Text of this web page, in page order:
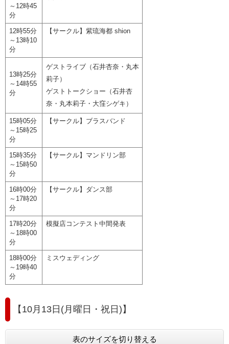
～12時45
分
12時55分
～13時10
分
【サークル】紫琉海都 shion
13時25分
～14時55
分
ゲストライブ（石井杏奈・丸本
莉子）
ゲストトークショー（石井杏
奈・丸本莉子・大窪シゲキ）
15時05分
～15時25
分
【サークル】ブラスバンド
15時35分
～15時50
分
【サークル】マンドリン部
16時00分
～17時20
分
【サークル】ダンス部
17時20分
～18時00
分
模擬店コンテスト中間発表
18時00分
～19時40
分
ミスウェディング
【10月13日(月曜日・祝日)】
表のサイズを切り替える